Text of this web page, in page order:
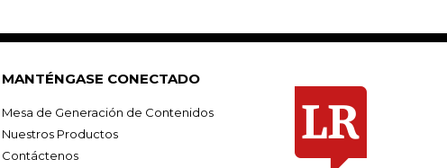
MANTÉNGASE CONECTADO
Mesa de Generación de Contenidos
Nuestros Productos
Contáctenos